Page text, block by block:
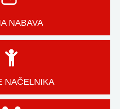
NABAVA
NAČELNIKA